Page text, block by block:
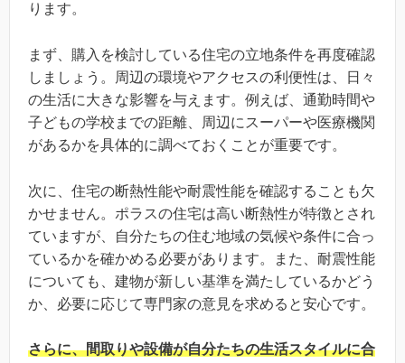
ります。
まず、購入を検討している住宅の立地条件を再度確認
しましょう。周辺の環境やアクセスの利便性は、日々
の生活に大きな影響を与えます。例えば、通勤時間や
子どもの学校までの距離、周辺にスーパーや医療機関
があるかを具体的に調べておくことが重要です。
次に、住宅の断熱性能や耐震性能を確認することも欠
かせません。ポラスの住宅は高い断熱性が特徴とされ
ていますが、自分たちの住む地域の気候や条件に合っ
ているかを確かめる必要があります。また、耐震性能
についても、建物が新しい基準を満たしているかどう
か、必要に応じて専門家の意見を求めると安心です。
さらに、間取りや設備が自分たちの生活スタイルに合